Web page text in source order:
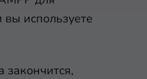
используете
закончится,